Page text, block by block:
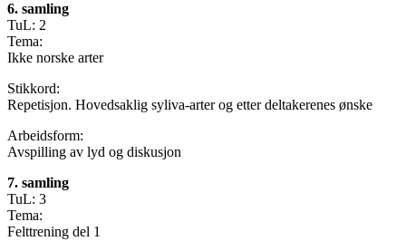
6. samling
TuL: 2
Tema:
Ikke norske arter
Stikkord:
Repetisjon. Hovedsaklig syliva-arter og etter deltakerenes ønske
Arbeidsform:
Avspilling av lyd og diskusjon
7. samling
TuL: 3
Tema:
Felttrening del 1